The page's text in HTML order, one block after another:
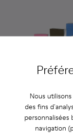
Nous
des fins
personnalisées
navigation
Odd Socks Pack
CHF 36